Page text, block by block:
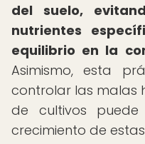
del suelo,
nutrientes
equilibrio en la
Asimismo, esta
controlar las malas
de cultivos
crecimiento de